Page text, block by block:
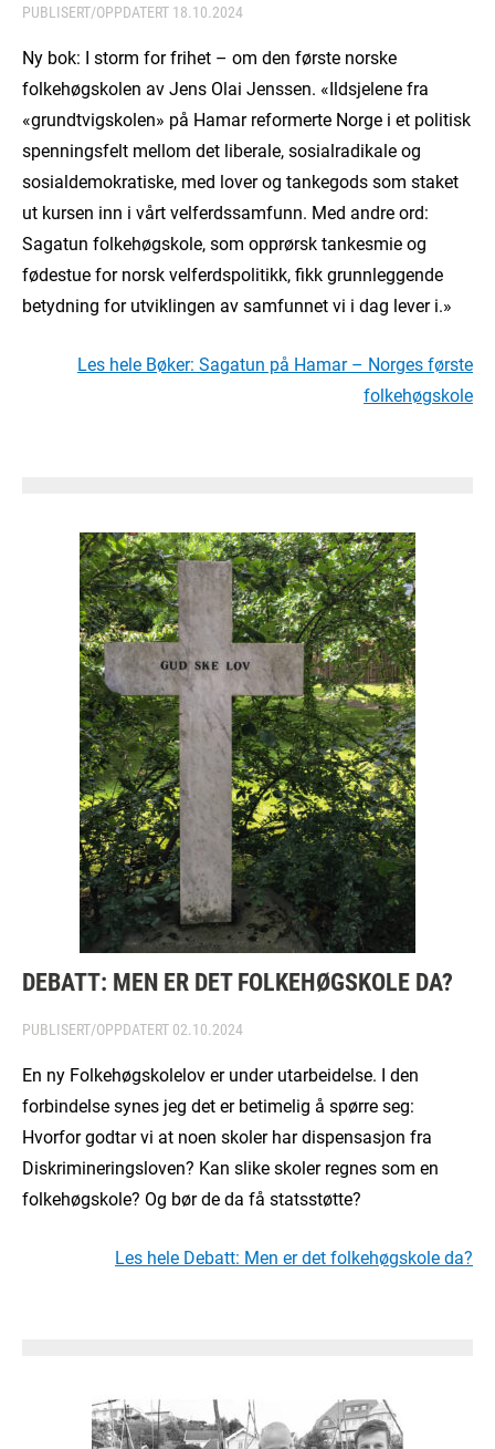
PUBLISERT/OPPDATERT 18.10.2024
Ny bok: I storm for frihet – om den første norske
folkehøgskolen av Jens Olai Jenssen. «Ildsjelene fra
«grundtvigskolen» på Hamar reformerte Norge i et politisk
spenningsfelt mellom det liberale, sosialradikale og
sosialdemokratiske, med lover og tankegods som staket
ut kursen inn i vårt velferdssamfunn. Med andre ord:
Sagatun folkehøgskole, som opprørsk tankesmie og
fødestue for norsk velferdspolitikk, fikk grunnleggende
betydning for utviklingen av samfunnet vi i dag lever i.»
Les hele Bøker: Sagatun på Hamar – Norges første
folkehøgskole
DEBATT: MEN ER DET FOLKEHØGSKOLE DA?
PUBLISERT/OPPDATERT 02.10.2024
En ny Folkehøgskolelov er under utarbeidelse. I den
forbindelse synes jeg det er betimelig å spørre seg:
Hvorfor godtar vi at noen skoler har dispensasjon fra
Diskrimineringsloven? Kan slike skoler regnes som en
folkehøgskole? Og bør de da få statsstøtte?
Les hele Debatt: Men er det folkehøgskole da?